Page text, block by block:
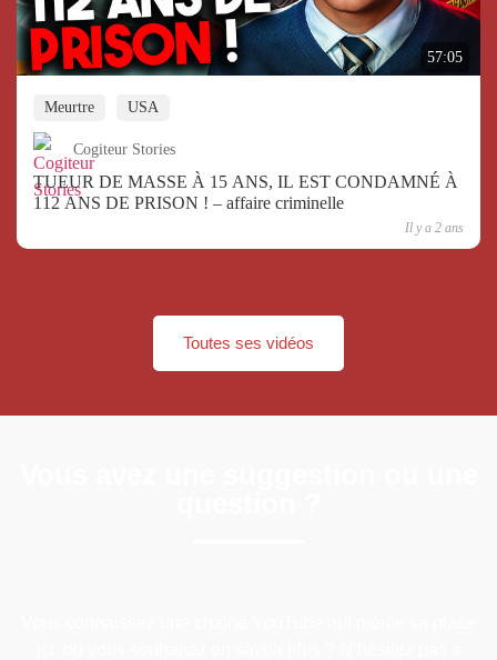
57:05
Meurtre USA
Cogiteur Stories
TUEUR DE MASSE À 15 ANS, IL EST CONDAMNÉ À
112 ANS DE PRISON ! – affaire criminelle
Il y a 2 ans
Toutes ses vidéos